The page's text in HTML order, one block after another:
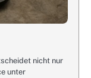
nicht nur
unter